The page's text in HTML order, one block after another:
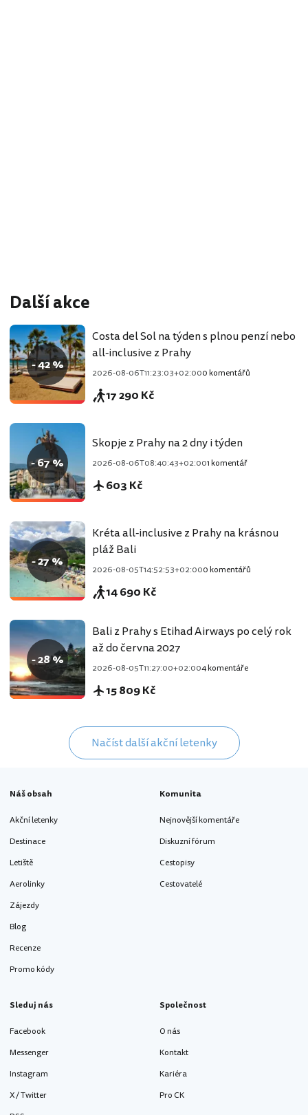
Další akce
- 42 %
Costa del Sol na týden s plnou penzí nebo
all-inclusive z Prahy
2026-08-06T11:23:03+02:000 komentářů
17 290 Kč
- 67 %
Skopje z Prahy na 2 dny i týden
2026-08-06T08:40:43+02:001 komentář
603 Kč
- 27 %
Kréta all-inclusive z Prahy na krásnou
pláž Bali
2026-08-05T14:52:53+02:000 komentářů
14 690 Kč
- 28 %
Bali z Prahy s Etihad Airways po celý rok
až do června 2027
2026-08-05T11:27:00+02:004 komentáře
15 809 Kč
Načíst další akční letenky
Náš obsah
Akční letenky
Destinace
Letiště
Aerolinky
Zájezdy
Blog
Recenze
Promo kódy
Komunita
Nejnovější komentáře
Diskuzní fórum
Cestopisy
Cestovatelé
Sleduj nás
Facebook
Messenger
Instagram
X / Twitter
Společnost
O nás
Kontakt
Kariéra
Pro CK